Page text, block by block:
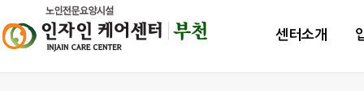
센터소개